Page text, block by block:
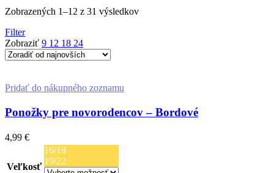
Zobrazených 1–12 z 31 výsledkovZoradené
Filter
Zobraziť 9 12 18 24
Pridať do nákupného zoznamu
Ponožky pre novorodencov – Bordové
4,99 €
Veľkosť
16/18
19/22